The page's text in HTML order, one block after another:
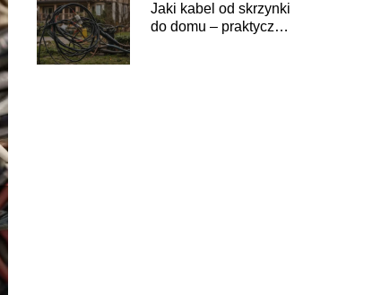
Jaki kabel od skrzynki
do domu – praktyczne